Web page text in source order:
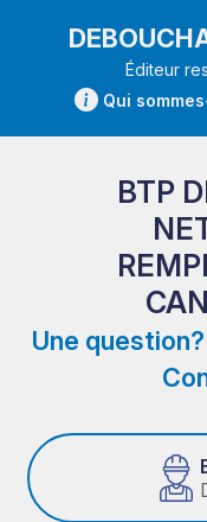
Éditeur
Qui
BTP
Une